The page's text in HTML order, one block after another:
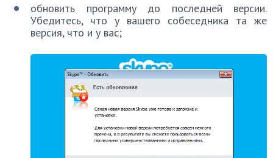
обновить программу до последней версии.
Убедитесь, что у вашего собеседника та же
версия, что и у вас;